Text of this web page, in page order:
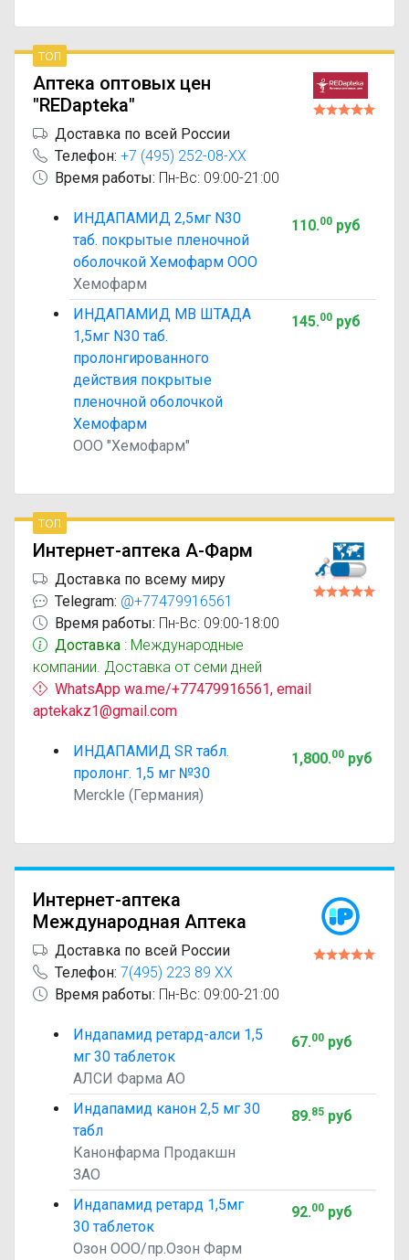
топ
Аптека оптовых цен
"REDapteka"
Доставка по всей России
Телефон: +7 (495) 252-08-XX
Время работы: Пн-Вс: 09:00-21:00
ИНДАПАМИД 2,5мг N30
таб. покрытые пленочной
оболочкой Хемофарм ООО
Хемофарм
110.00руб
ИНДАПАМИД МВ ШТАДА
1,5мг N30 таб.
пролонгированного
действия покрытые
пленочной оболочкой
Хемофарм
ООО "Хемофарм"
145.00руб
топ
Интернет-аптека А-Фарм
Доставка по всему миру
Telegram: @+77479916561
Время работы: Пн-Вс: 09:00-18:00
Доставка : Международные
компании. Доставка от семи дней
WhatsApp wa.me/+77479916561, email
aptekakz1@gmail.com
ИНДАПАМИД SR табл.
пролонг. 1,5 мг №30
Merckle (Германия)
1,800.00руб
Интернет-аптека
Международная Аптека
Доставка по всей России
Телефон: 7(495) 223 89 XX
Время работы: Пн-Вс: 09:00-21:00
Индапамид ретард-алси 1,5
мг 30 таблеток
АЛСИ Фарма АО
67.00руб
Индапамид канон 2,5 мг 30
табл
Канонфарма Продакшн
ЗАО
89.85руб
Индапамид ретард 1,5мг
30 таблеток
Озон ООО/пр.Озон Фарм
92.00руб